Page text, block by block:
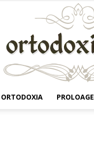
ORTODOXIA PROLOAGE